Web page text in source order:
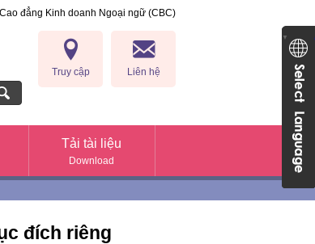
đẳng Kinh doanh Ngoại ngữ (CBC)
ngữ (CBC)
Truy cập
Liên hệ
Tải tài liệu
Download
đích riêng
▼